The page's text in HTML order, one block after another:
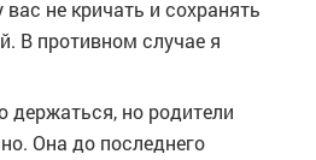
не кричать и сохранять
В противном случае я
держаться, но родители
Она до последнего